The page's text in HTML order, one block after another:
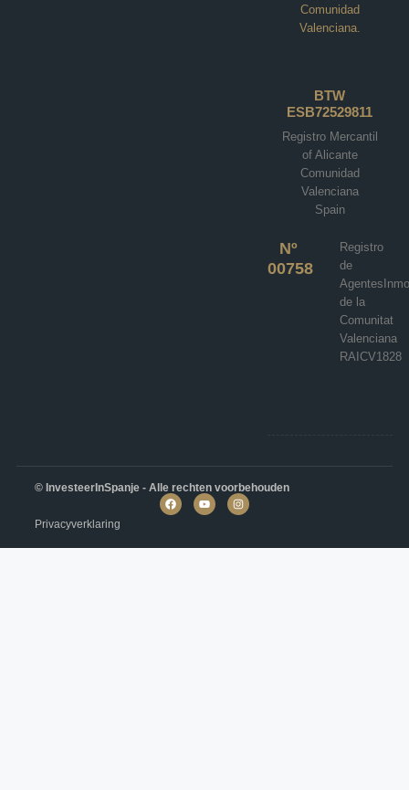
Villa in Baños y Mendigo N8311
Altaona Golf, Baños y Mendigo
Details
Comunidad
Valenciana.
BTW
ESB72529811
Registro Mercantil
of Alicante
Comunidad
Valenciana
Spain
Nº
00758
Registro
de
de la
Comunitat
Valenciana
RAICV1828
© InvesteerInSpanje - Alle rechten voorbehouden
Privacyverklaring